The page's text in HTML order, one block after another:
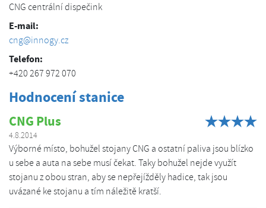
CNG centrální dispečink
E-mail:
cng@innogy.cz
Telefon:
+420 267 972 070
Hodnocení stanice
CNG Plus
4.8.2014
Výborné místo, bohužel stojany CNG a ostatní paliva jsou blízko
u sebe a auta na sebe musí čekat. Taky bohužel nejde využít
stojanu z obou stran, aby se nepřejížděly hadice, tak jsou
uvázané ke stojanu a tím náležitě kratší.